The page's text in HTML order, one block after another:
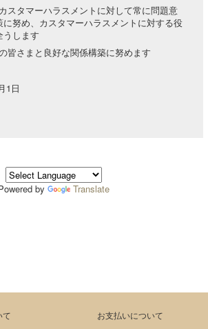
スタマーハラスメントに対して常に問題意
努め、カスタマーハラスメントに対する役
うします
皆さまと良好な関係構築に努めます
1日
by Translate
て お支払いについて